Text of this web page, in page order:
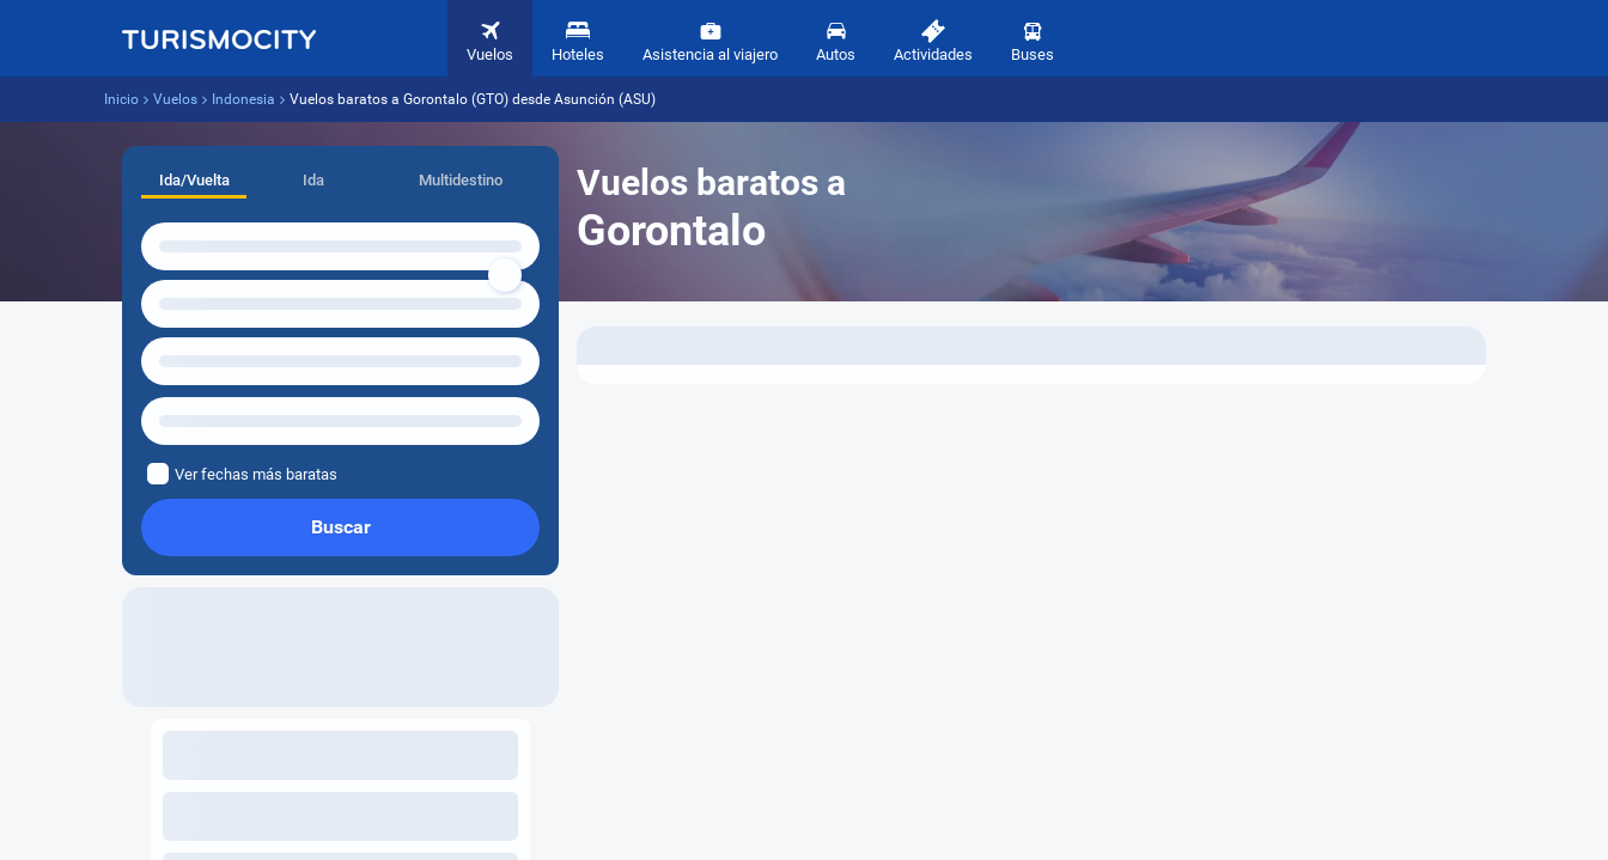
Vuelos Hoteles Asistencia al viajero Autos Actividades Buses
Inicio Vuelos Indonesia Vuelos baratos a Gorontalo (GTO) desde Asunción (ASU)
Vuelos baratos a
Gorontalo
Ida/Vuelta Ida Multidestino
Ver fechas más baratas
Buscar